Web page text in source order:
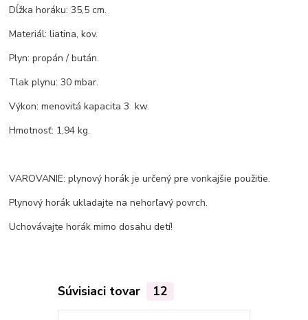
Dĺžka horáku: 35,5 cm.
Materiál: liatina, kov.
Plyn: propán / bután.
Tlak plynu: 30 mbar.
Výkon: menovitá kapacita 3 kw.
Hmotnosť: 1,94 kg.
VAROVANIE: plynový horák je určený pre vonkajšie použitie.
Plynový horák ukladajte na nehorľavý povrch.
Uchovávajte horák mimo dosahu detí!
Súvisiaci tovar 12